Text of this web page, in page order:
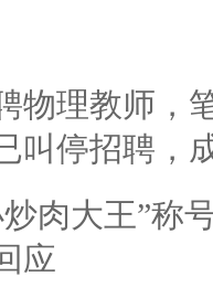
物理教师，
叫停招聘，
肉大王”称
应